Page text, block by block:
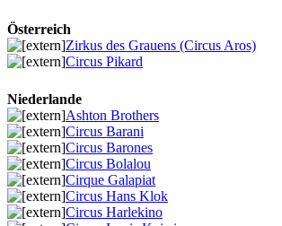
Österreich
Zirkus des Grauens (Circus Aros)
Circus Pikard
Niederlande
Ashton Brothers
Circus Barani
Circus Barones
Circus Bolalou
Cirque Galapiat
Circus Hans Klok
Circus Harlekino